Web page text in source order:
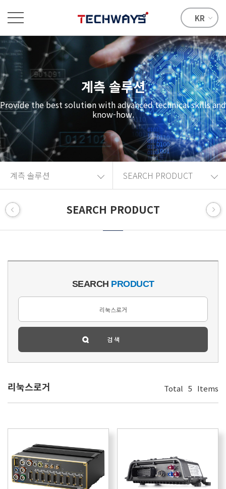
KR
계측 솔루션
Provide the best solution with advanced technical skills and
know-how.
계측 솔루션 SEARCH PRODUCT
SEARCH PRODUCT
SEARCH PRODUCT
리눅스로거 Total 5 Items